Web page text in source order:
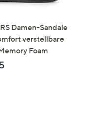
Damen-Sandale
verstellbare
Foam